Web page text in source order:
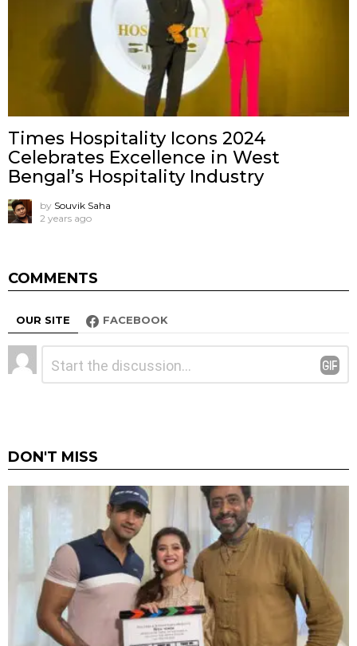
Times Hospitality Icons 2024
Celebrates Excellence in West
Bengal’s Hospitality Industry
by Souvik Saha
2 years ago
COMMENTS
OUR SITE FACEBOOK
Leave
a
DON'T MISS